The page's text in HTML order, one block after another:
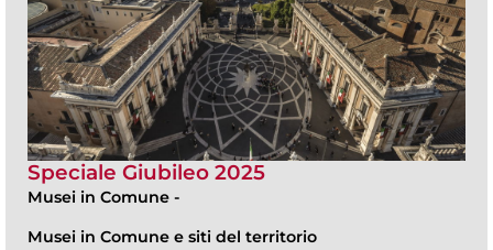
Speciale Giubileo 2025
Musei in Comune -
Musei in Comune e siti del territorio